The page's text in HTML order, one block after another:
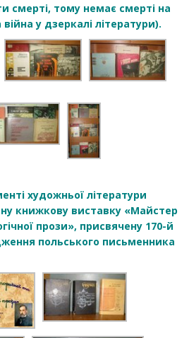
смерті, тому немає смерті на
у дзеркалі літератури).
художньої літератури
книжкову виставку «Майстер
прози», присвячену 170-й
польського письменника